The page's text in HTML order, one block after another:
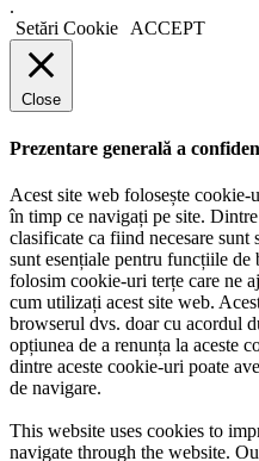
.
Setări Cookie
ACCEPT
Close
Prezentare generală a
Acest site web folosește
în timp ce navigați pe site.
clasificate ca fiind necesare sunt
sunt esențiale pentru funcțiile de
folosim cookie-uri terțe care ne
cum utilizați acest site web.
browserul dvs. doar cu acordul
opțiunea de a renunța la aceste
dintre aceste cookie-uri poate
de navigare.
This website uses cookies to
navigate through the website.